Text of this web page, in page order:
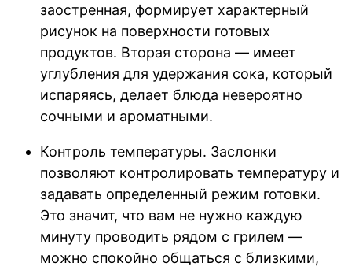
заостренная, формирует характерный
рисунок на поверхности готовых
продуктов. Вторая сторона — имеет
углубления для удержания сока, который
испаряясь, делает блюда невероятно
сочными и ароматными.
Контроль температуры. Заслонки
позволяют контролировать температуру и
задавать определенный режим готовки.
Это значит, что вам не нужно каждую
минуту проводить рядом с грилем —
можно спокойно общаться с близкими,